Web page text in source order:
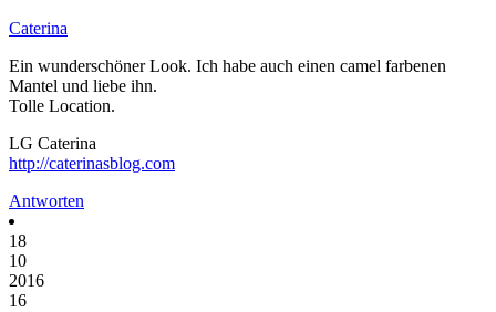
Caterina
Ein wunderschöner Look. Ich habe auch einen camel farbenen
Mantel und liebe ihn.
Tolle Location.
LG Caterina
http://caterinasblog.com
Antworten
18
10
2016
16